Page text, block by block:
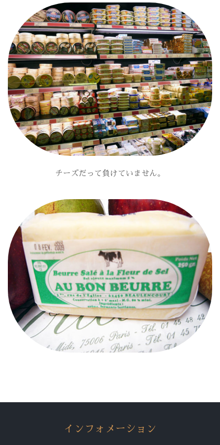
チーズだって負けていません。
インフォメーション